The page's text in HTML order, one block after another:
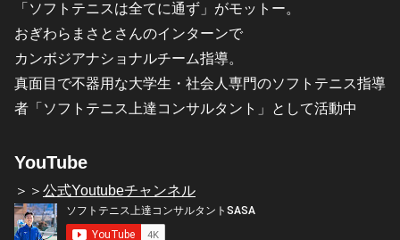
「ソフトテニスは全てに通ず」がモットー。
おぎわらまさとさんのインターンで
カンボジアナショナルチーム指導。
真面目で不器用な大学生・社会人専門のソフトテニス指導
者「ソフトテニス上達コンサルタント」として活動中
YouTube
＞＞ 公式Youtubeチャンネル